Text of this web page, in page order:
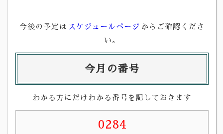
今後の予定は スケジュールページ からご確認くださ
い。
今月の番号
わかる方にだけわかる番号を記しておきます
0284